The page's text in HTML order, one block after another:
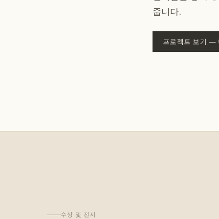
줍니다.
프로젝트 보기 —
수상 및 전시